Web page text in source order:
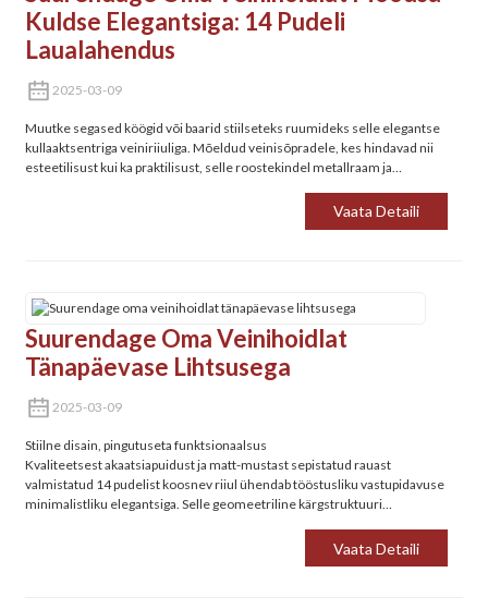
Kuldse Elegantsiga: 14 Pudeli
Laualahendus
2025-03-09
Muutke segased köögid või baarid stiilseteks ruumideks selle elegantse
kullaaktsentriga veiniriiuliga. Mõeldud veinisõpradele, kes hindavad nii
esteetilisust kui ka praktilisust, selle roostekindel metallraam ja
Vaata Detaili
Suurendage Oma Veinihoidlat
Tänapäevase Lihtsusega‌
2025-03-09
Stiilne disain, pingutuseta funktsionaalsus‌
Kvaliteetsest akaatsiapuidust ja matt-mustast sepistatud rauast
valmistatud 14 pudelist koosnev riiul ühendab tööstusliku vastupidavuse
minimalistliku elegantsiga. Selle geomeetriline kärgstruktuuri
Vaata Detaili